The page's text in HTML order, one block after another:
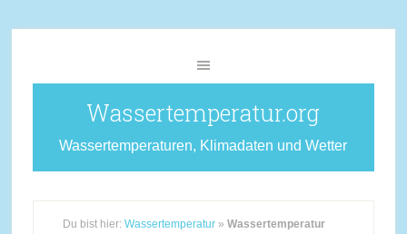
Wassertemperatur.org
Wassertemperaturen, Klimadaten und Wetter
Du bist hier: Wassertemperatur» Wassertemperatur